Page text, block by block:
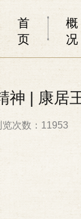
首
页
概
况
神 | 康居
览次数：11953